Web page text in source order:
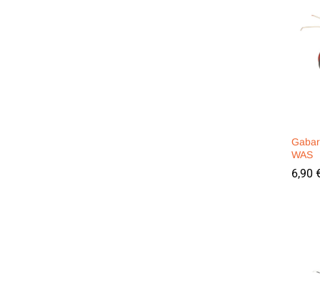
WAS
6,90
6,90